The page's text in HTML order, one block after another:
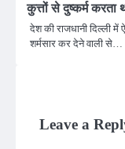
कुत्तों से दुष्कर्म करता
देश की राजधानी दिल्ली
शर्मसार कर देने वाली से…
Leave a